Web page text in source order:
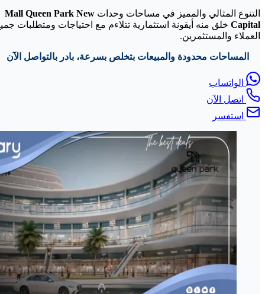
التنوع المثالي والمميز في مساحات وحداتMall Queen Park New
Capital خلق منه أيقونة استثمارية تتلاءم مع احتياجات ومتطلبات جميع
العملاء والمستثمرين.
المساحات محدودة والمبيعات بتخلص بسرعة، بادر بالتواصل الآن
الواتساب
اتصل الآن
استفسر